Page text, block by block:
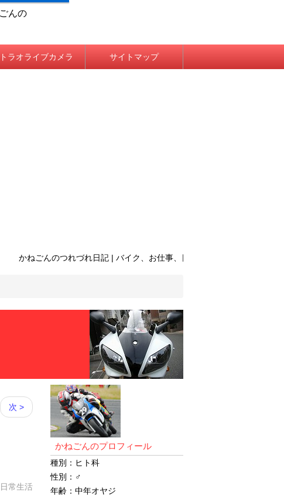
んの
トラオライブカメラ サイトマップ
かねごんのつれづれ日記 | バイク、お仕事、日常生活について、そこはか
次 >
常生活
かねごんのプロフィール
種別：ヒト科
性別：♂
年齢：中年オヤジ